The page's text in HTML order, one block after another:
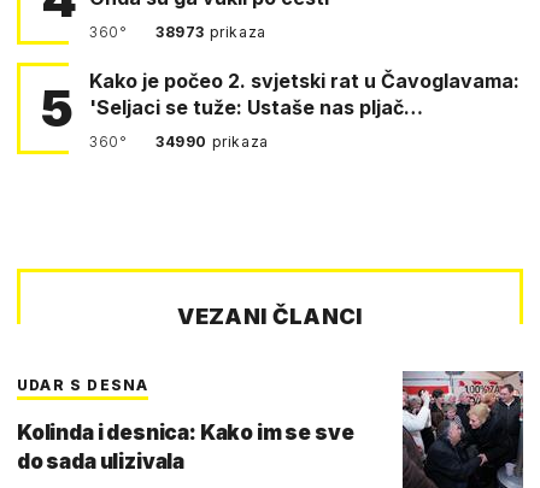
360° 38973 prikaza
5
Kako je počeo 2. svjetski rat u Čavoglavama:
'Seljaci se tuže: Ustaše nas pljač…
360° 34990 prikaza
VEZANI ČLANCI
UDAR S DESNA
Kolinda i desnica: Kako im se sve
do sada ulizivala